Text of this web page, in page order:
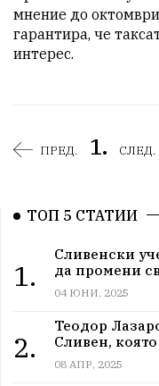
мнение до
гарантира, че
интерес.
ПРЕД. 1. СЛЕД.
ТОП 5 СТАТИИ
1.
Сливенски
да промени
04 ЮНИ, 2025
2.
Теодор
Сливен,
08 АПР, 2025